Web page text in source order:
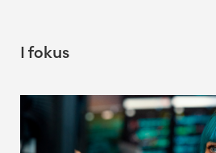
I fokus